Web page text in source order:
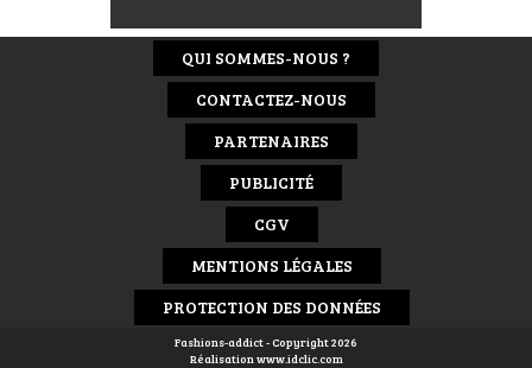
QUI SOMMES-NOUS ?
CONTACTEZ-NOUS
PARTENAIRES
PUBLICITÉ
CGV
MENTIONS LÉGALES
PROTECTION DES DONNÉES
Fashions-addict - Copyright 2026
Réalisation www.idclic.com